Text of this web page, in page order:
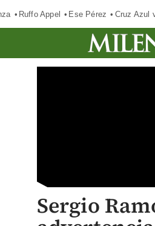
Ruffo Appel Ese Pérez Cruz Azul
Sergio